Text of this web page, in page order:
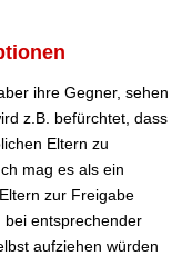
ihre Gegner, sehen
z.B. befürchtet, dass
Eltern zu
mag es als ein
zur Freigabe
bei entsprechender
aufziehen würden